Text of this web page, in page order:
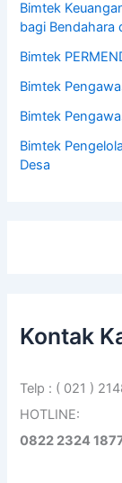
Bimtek
bagi Bendahara
Bimtek
Bimtek
Bimtek
Bimtek
Desa
Kontak
Telp : ( 021 )
HOTLINE:
0822 2324